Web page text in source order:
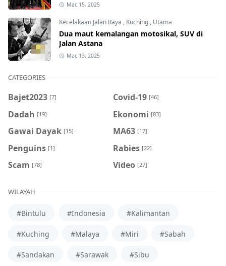
Mac 15, 2025
Kecelakaan Jalan Raya , Kuching , Utama
Dua maut kemalangan motosikal, SUV di
Jalan Astana
Mac 13, 2025
CATEGORIES
Bajet2023 [7] Covid-19 [46]
Dadah [19] Ekonomi [83]
Gawai Dayak [15] MA63 [17]
Penguins [1] Rabies [22]
Scam [78] Video [27]
WILAYAH
#Bintulu #Indonesia #Kalimantan
#Kuching #Malaya #Miri #Sabah
#Sandakan #Sarawak #Sibu